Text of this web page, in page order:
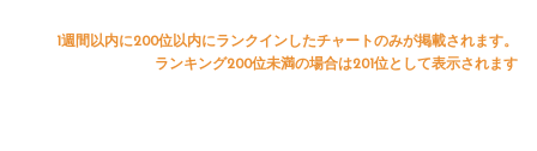
1週間以内に200位以内にランクインしたチャートのみが掲載されます。
ランキング200位未満の場合は201位として表示されます